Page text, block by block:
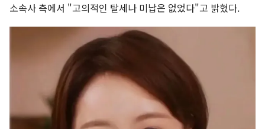
소속사 측에서 "고의적인 탈세나 미납은 없었다"고 밝혔다.